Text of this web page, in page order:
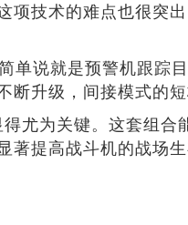
技术的难点也很突
说就是预警机跟踪
升级，间接模式的
尤为关键。这套组
提高战斗机的战场